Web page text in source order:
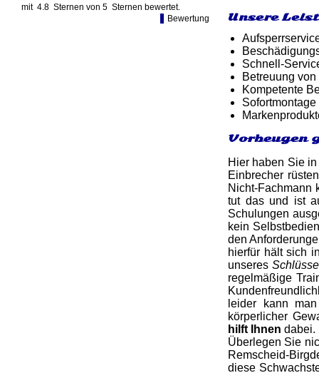
mit 4.8 Sternen von 5 Sternen bewertet.
Bewertung
Unsere
Schnell-
Betreuung
Kompetente
Vorbeugen
Hier haben Sie
Einbrecher
Nicht-Fachmann
tut das und ist
Schulungen
kein
den
hierfür hält sich
unseres
regelmäßige
leider kann
körperlicher
hilft Ihnen dabei.
Überlegen Sie
Remscheid-
diese